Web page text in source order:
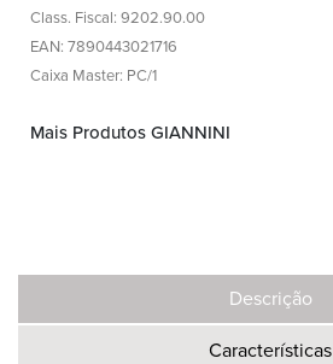
Class. Fiscal: 9202.90.00
EAN: 7890443021716
Caixa Master: PC/1
Mais Produtos GIANNINI
Descrição
Características